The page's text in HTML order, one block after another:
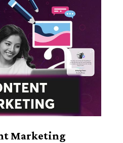
Marketing